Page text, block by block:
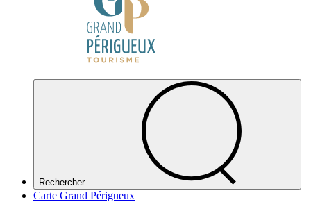
Rechercher
Carte Grand Périgueux